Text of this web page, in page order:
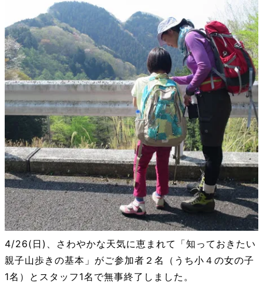
4/26(日)、さわやかな天気に恵まれて「知っておきたい
親子山歩きの基本」がご参加者２名（うち小４の女の子
1名）とスタッフ1名で無事終了しました。